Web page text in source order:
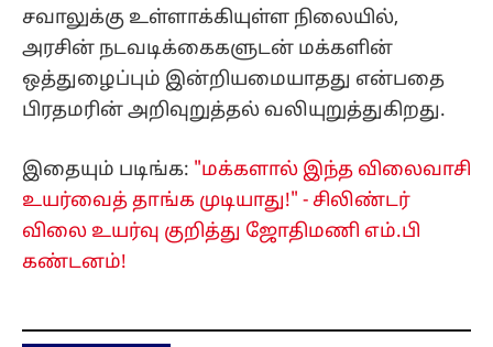
சவாலுக்கு உள்ளாக்கியுள்ள நிலையில்,
அரசின் நடவடிக்கைகளுடன் மக்களின்
ஒத்துழைப்பும் இன்றியமையாதது என்பதை
பிரதமரின் அறிவுறுத்தல் வலியுறுத்துகிறது.
இதையும் படிங்க: "மக்களால் இந்த விலைவாசி
உயர்வைத் தாங்க முடியாது!" - சிலிண்டர்
விலை உயர்வு குறித்து ஜோதிமணி எம்.பி
கண்டனம்!